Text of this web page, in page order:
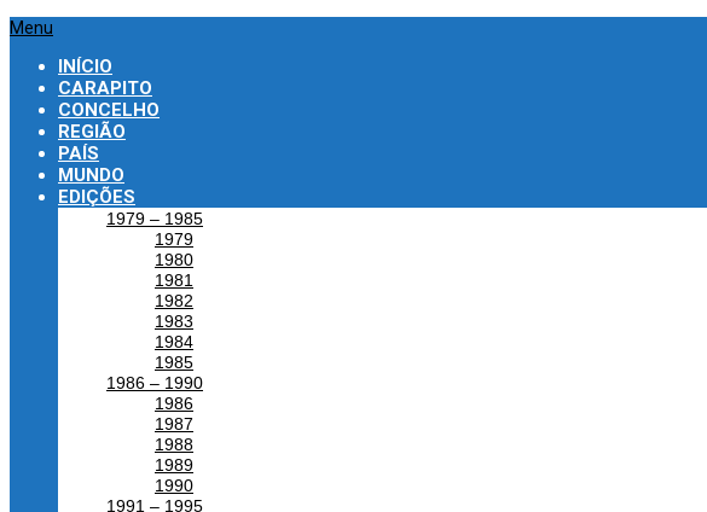
Primary
Menu
Menu
INÍCIO
CARAPITO
CONCELHO
REGIÃO
PAÍS
MUNDO
EDIÇÕES
1979 – 1985
1979
1980
1981
1982
1983
1984
1985
1986 – 1990
1986
1987
1988
1989
1990
1991 – 1995